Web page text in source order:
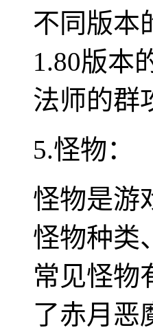
不同版本
1.80版本
法师的群
5.怪物：
怪物是游
怪物种类
常见怪物
了赤月恶